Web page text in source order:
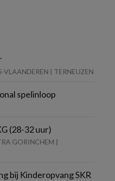
VLAANDEREN | TERNEUZEN
spelinloop
(28-32 uur)
GORINCHEM |
bij Kinderopvang SKR